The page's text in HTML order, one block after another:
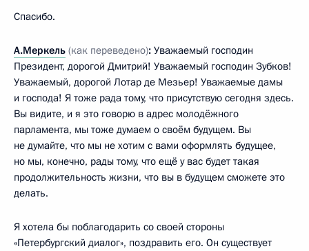
Спасибо.
А.Меркель (как переведено): Уважаемый господин
Президент, дорогой Дмитрий! Уважаемый господин Зубков!
Уважаемый, дорогой Лотар де Мезьер! Уважаемые дамы
и господа! Я тоже рада тому, что присутствую сегодня здесь.
Вы видите, и я это говорю в адрес молодёжного
парламента, мы тоже думаем о своём будущем. Вы
не думайте, что мы не хотим с вами оформлять будущее,
но мы, конечно, рады тому, что ещё у вас будет такая
продолжительность жизни, что вы в будущем сможете это
делать.
Я хотела бы поблагодарить со своей стороны
«Петербургский диалог», поздравить его. Он существует